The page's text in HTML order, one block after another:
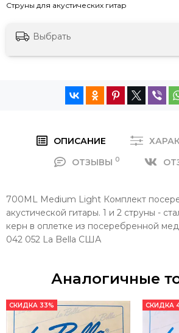
Струны для акустических гитар
Выбрать
ОПИСАНИЕ
ОТЗЫВЫ 0
700ML Medium Light Комплект
акустической гитары. 1 и 2 струны -
керн в оплетке из посеребренной
042 052 La Bella США
Аналогичные
СКИДКА 33% СКИДКА